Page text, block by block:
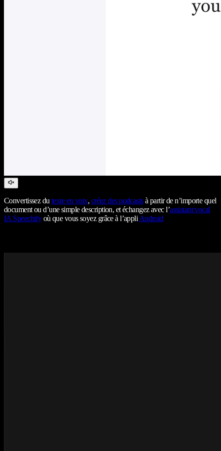
Convertissez dutexte en voix, créez des podcastsà partir de n’importe quel
document ou d’une simple description, et échangez avec l’assistant vocal
IA Speechifyoù que vous soyez grâce à l’appliAndroid